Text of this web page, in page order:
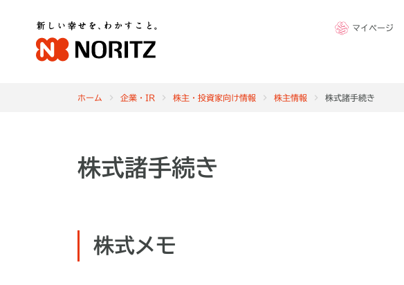
マイページ
ホーム 企業・IR 株主・投資家向け情報 株主情報 株式諸手続き
株式諸手続き
株式メモ